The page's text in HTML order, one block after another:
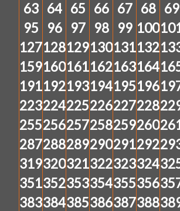
63 64 65 66 67 68 69
95
96 97 98 99 100
127128129130131132
159160161162163164
191192193194195196
223224225226227228
255256257258259260
287288289290291292
319320321322323324
351352353354355356
383384385386387388